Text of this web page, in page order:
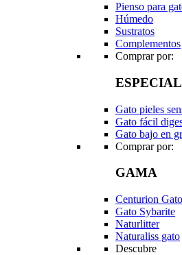
Pienso para
Húmedo
Sustratos
Complementos
Comprar por:
Gato pieles
Gato fácil
Gato bajo en
Comprar por:
GAMA
Centurion Gato
Gato Sybarite
Naturlitter
Naturaliss gato
Descubre